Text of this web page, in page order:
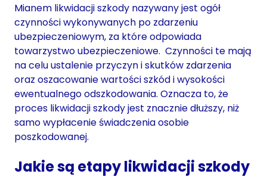
Mianem likwidacji szkody nazywany jest ogół
czynności wykonywanych po zdarzeniu
ubezpieczeniowym, za które odpowiada
towarzystwo ubezpieczeniowe. Czynności te mają
na celu ustalenie przyczyn i skutków zdarzenia
oraz oszacowanie wartości szkód i wysokości
ewentualnego odszkodowania. Oznacza to, że
proces likwidacji szkody jest znacznie dłuższy, niż
samo wypłacenie świadczenia osobie
poszkodowanej.
Jakie są etapy likwidacji szkody